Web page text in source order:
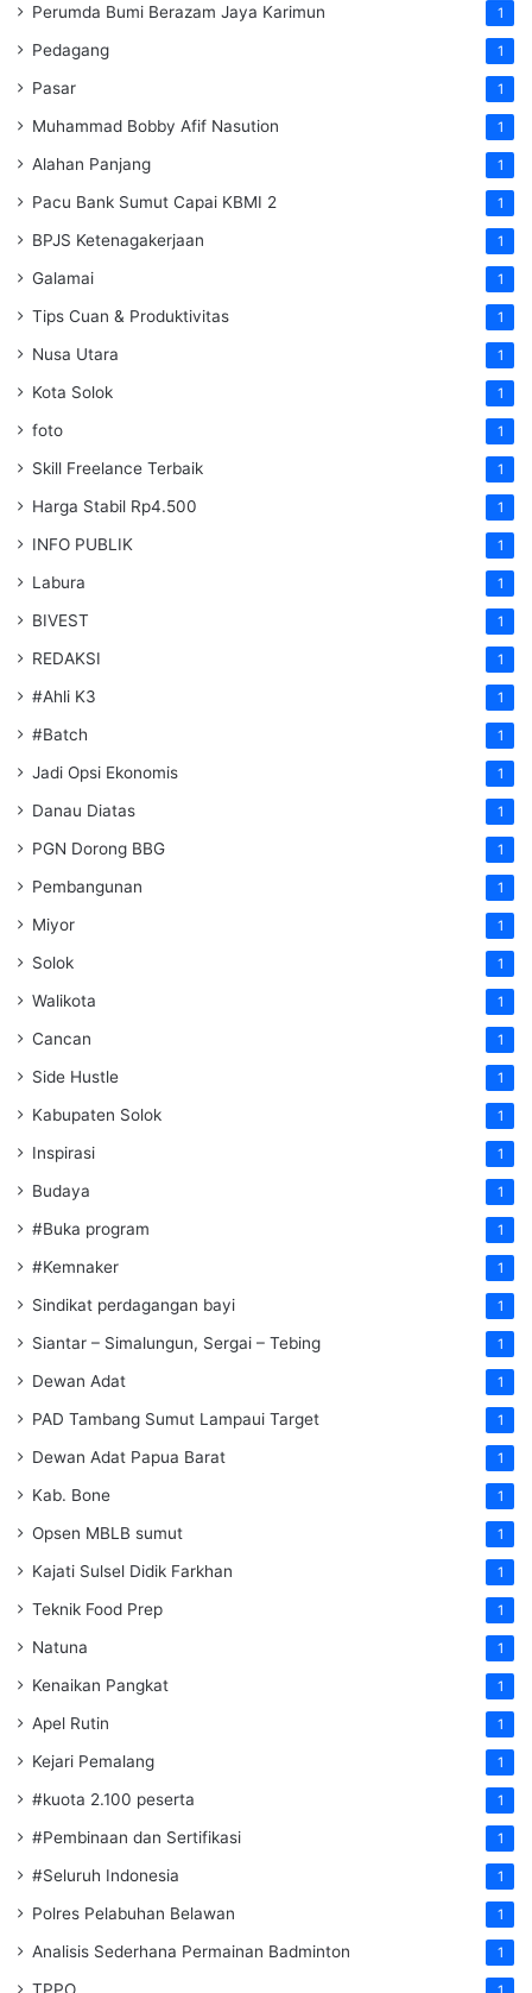
Perumda Bumi Berazam Jaya Karimun 1
Pedagang 1
Pasar 1
Muhammad Bobby Afif Nasution 1
Alahan Panjang 1
Pacu Bank Sumut Capai KBMI 2 1
BPJS Ketenagakerjaan 1
Galamai 1
Tips Cuan & Produktivitas 1
Nusa Utara 1
Kota Solok 1
foto 1
Skill Freelance Terbaik 1
Harga Stabil Rp4.500 1
INFO PUBLIK 1
Labura 1
BIVEST 1
REDAKSI 1
#Ahli K3 1
#Batch 1
Jadi Opsi Ekonomis 1
Danau Diatas 1
PGN Dorong BBG 1
Pembangunan 1
Miyor 1
Solok 1
Walikota 1
Cancan 1
Side Hustle 1
Kabupaten Solok 1
Inspirasi 1
Budaya 1
#Buka program 1
#Kemnaker 1
Sindikat perdagangan bayi 1
Siantar – Simalungun, Sergai – Tebing 1
Dewan Adat 1
PAD Tambang Sumut Lampaui Target 1
Dewan Adat Papua Barat 1
Kab. Bone 1
Opsen MBLB sumut 1
Kajati Sulsel Didik Farkhan 1
Teknik Food Prep 1
Natuna 1
Kenaikan Pangkat 1
Apel Rutin 1
Kejari Pemalang 1
#kuota 2.100 peserta 1
#Pembinaan dan Sertifikasi 1
#Seluruh Indonesia 1
Polres Pelabuhan Belawan 1
Analisis Sederhana Permainan Badminton 1
TPPO